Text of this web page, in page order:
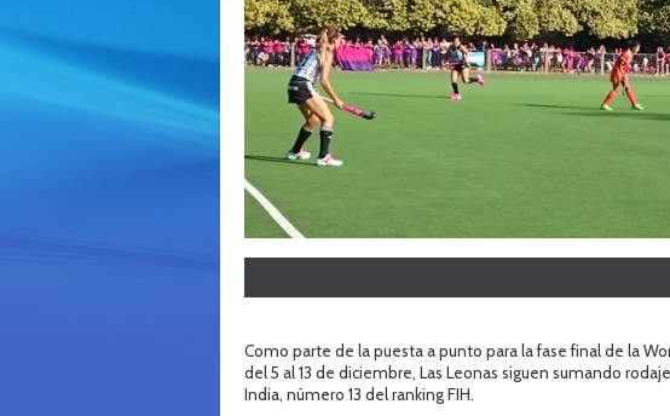
Como parte de la puesta a punto para la fase final de la
del 5 al 13 de diciembre, Las Leonas siguen sumando
India, número 13 del ranking FIH.